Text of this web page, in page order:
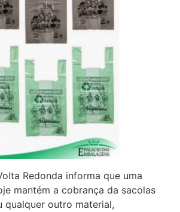
Redonda informa que uma
mantém a cobrança da sacolas
qualquer outro material,